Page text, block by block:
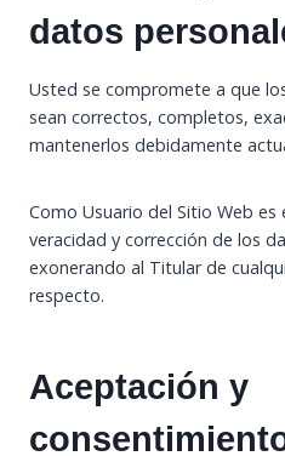
datos
Usted se compromete a que
sean correctos, completos,
mantenerlos debidamente
Como Usuario del Sitio Web es
veracidad y corrección de los
exonerando al Titular de
respecto.
Aceptación y